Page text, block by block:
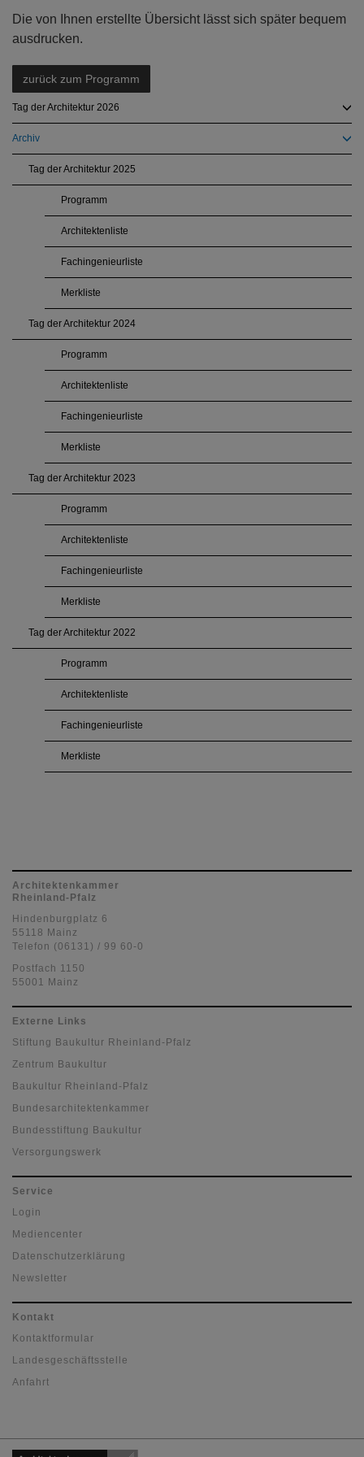
Die von Ihnen erstellte Übersicht lässt sich später bequem
ausdrucken.
zurück zum Programm
Tag der Architektur 2026
Archiv
Tag der Architektur 2025
Programm
Architektenliste
Fachingenieurliste
Merkliste
Tag der Architektur 2024
Programm
Architektenliste
Fachingenieurliste
Merkliste
Tag der Architektur 2023
Programm
Architektenliste
Fachingenieurliste
Merkliste
Tag der Architektur 2022
Programm
Architektenliste
Fachingenieurliste
Merkliste
Architektenkammer
Rheinland-Pfalz
Hindenburgplatz 6
55118 Mainz
Telefon (06131) / 99 60-0
Postfach 1150
55001 Mainz
Externe Links
Stiftung Baukultur Rheinland-Pfalz
Zentrum Baukultur
Baukultur Rheinland-Pfalz
Bundesarchitektenkammer
Bundesstiftung Baukultur
Versorgungswerk
Service
Login
Mediencenter
Datenschutzerklärung
Newsletter
Kontakt
Kontaktformular
Landesgeschäftsstelle
Anfahrt